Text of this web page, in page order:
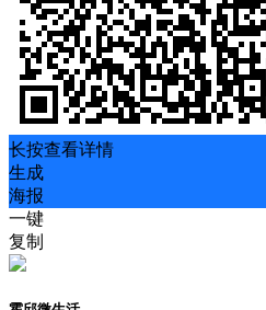
长按查看详情
生成
海报
一键
复制